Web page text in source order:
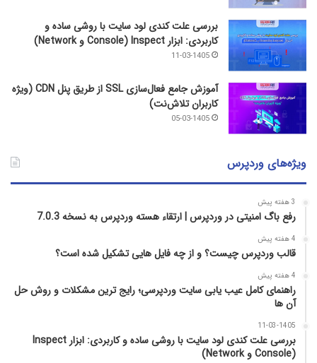
بررسی علت کندی لود سایت با روشی ساده و
کاربردی: ابزار Inspect (Console و Network)
11-03-1405
آموزش جامع فعال‌سازی SSL از طریق پنل CDN (ویژه
کاربران تلاش‌نت)
05-03-1405
ویژه‌های وردپرس
3 هفته پیش
رفع باگ امنیتی در وردپرس | ارتقاء هسته وردپرس به نسخه 7.0.3
4 هفته پیش
قالب وردپرس چیست؟ و از چه فایل­ هایی تشکیل شده است؟
4 هفته پیش
راهنمای کامل عیب‌ یابی سایت وردپرسی؛ رایج‌ ترین مشکلات و روش حل
آن‌ ها
11-03-1405
بررسی علت کندی لود سایت با روشی ساده و کاربردی: ابزار Inspect
(Console و Network)